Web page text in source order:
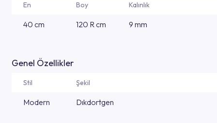
En Boy Kalınlık
40 cm 120 R cm 9 mm
Genel Özellikler
Stil Şekil
Modern Dıkdortgen